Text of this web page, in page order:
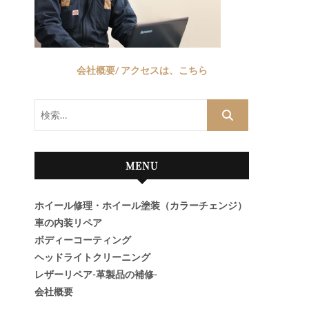
会社概要/ アクセスは、こちら
MENU
ホイール修理・ホイール塗装（カラーチェンジ）
車の内装リペア
ボディーコーティング
ヘッドライトクリーニング
レザーリペア-革製品の補修-
会社概要